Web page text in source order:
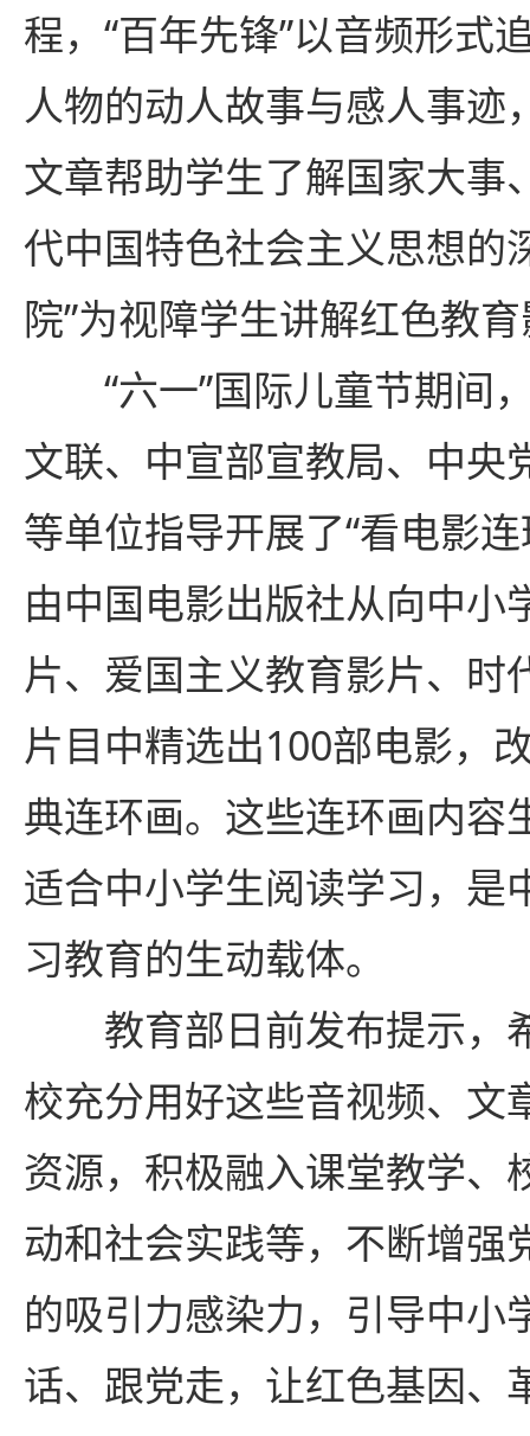
程，“百年先锋”以音频形式
人物的动人故事与感人事迹
文章帮助学生了解国家大事
代中国特色社会主义思想的
院”为视障学生讲解红色教
“六一”国际儿童节期间
文联、中宣部宣教局、中央
等单位指导开展了“看电影
由中国电影出版社从向中小
片、爱国主义教育影片、时
片目中精选出100部电影，
典连环画。这些连环画内容
适合中小学生阅读学习，是
习教育的生动载体。
教育部日前发布提示，
校充分用好这些音视频、文
资源，积极融入课堂教学、
动和社会实践等，不断增强
的吸引力感染力，引导中小
话、跟党走，让红色基因、